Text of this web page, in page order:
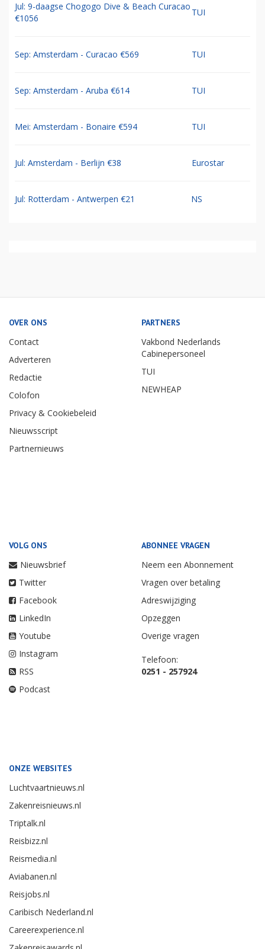
Jul: 9-daagse Chogogo Dive & Beach Curacao
€1056
TUI
Sep: Amsterdam - Curacao €569 TUI
Sep: Amsterdam - Aruba €614 TUI
Mei: Amsterdam - Bonaire €594 TUI
Jul: Amsterdam - Berlijn €38 Eurostar
Jul: Rotterdam - Antwerpen €21 NS
OVER ONS
Contact
Adverteren
Redactie
Colofon
Privacy & Cookiebeleid
Nieuwsscript
Partnernieuws
PARTNERS
Vakbond Nederlands
Cabinepersoneel
TUI
NEWHEAP
VOLG ONS
Nieuwsbrief
Twitter
Facebook
LinkedIn
Youtube
Instagram
RSS
Podcast
ABONNEE VRAGEN
Neem een Abonnement
Vragen over betaling
Adreswijziging
Opzeggen
Overige vragen
Telefoon:
0251 - 257924
ONZE WEBSITES
Luchtvaartnieuws.nl
Zakenreisnieuws.nl
Triptalk.nl
Reisbizz.nl
Reismedia.nl
Aviabanen.nl
Reisjobs.nl
Caribisch Nederland.nl
Careerexperience.nl